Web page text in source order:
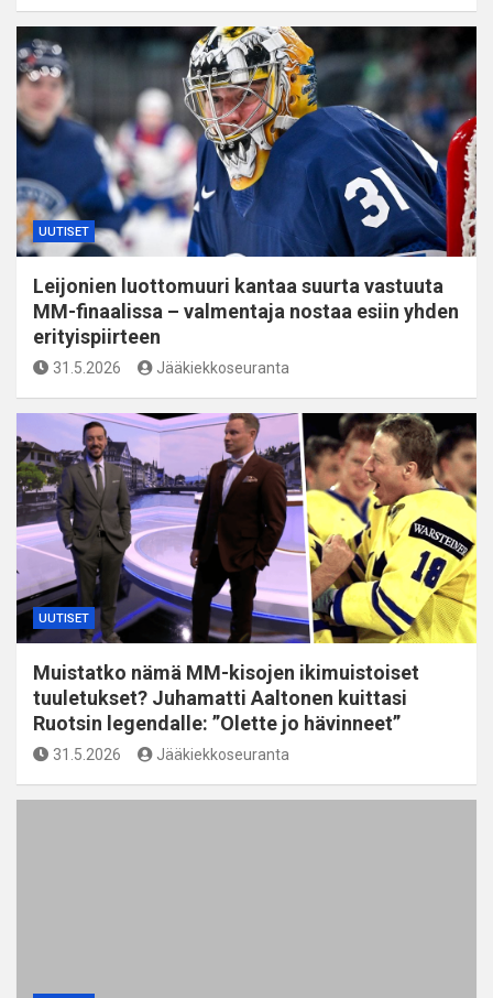
UUTISET
Leijonien luottomuuri kantaa suurta vastuuta
MM-finaalissa – valmentaja nostaa esiin yhden
erityispiirteen
31.5.2026 Jääkiekkoseuranta
UUTISET
Muistatko nämä MM-kisojen ikimuistoiset
tuuletukset? Juhamatti Aaltonen kuittasi
Ruotsin legendalle: ”Olette jo hävinneet”
31.5.2026 Jääkiekkoseuranta